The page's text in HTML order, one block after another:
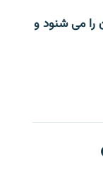
را می شنود و